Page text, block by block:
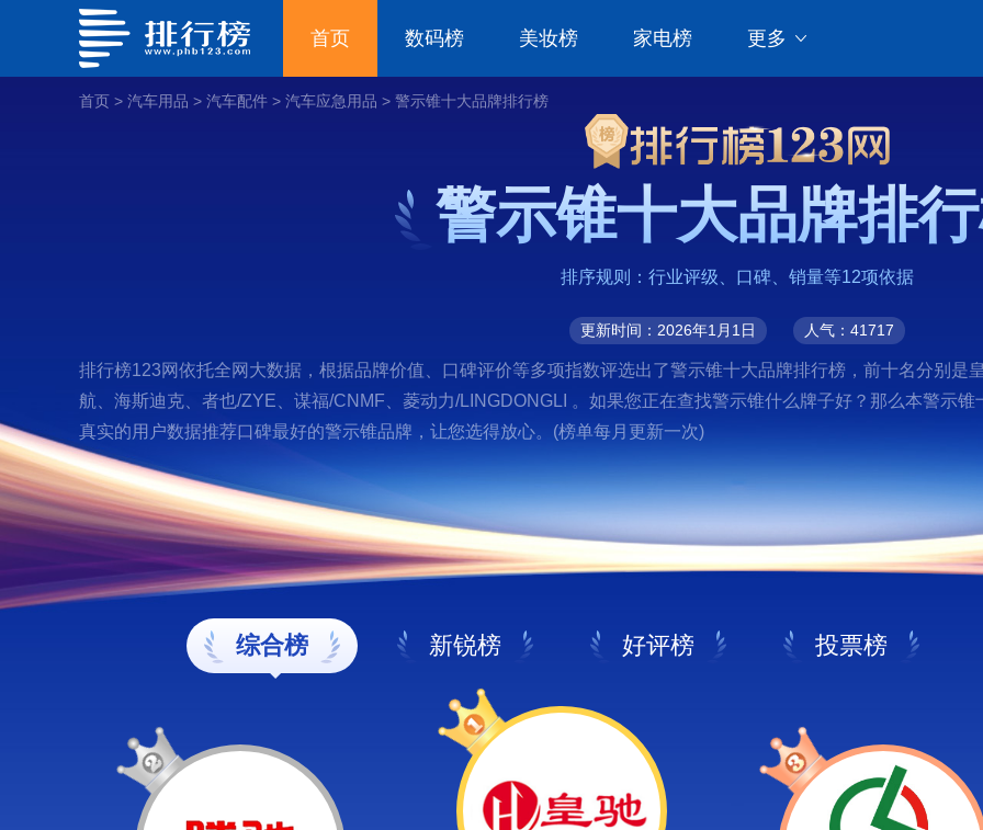
首页 数码榜 美妆榜 家电榜 更多
首页 > 汽车用品 > 汽车配件 > 汽车应急用品 > 警示锥十大品牌排行榜
警示锥十大品牌排
排序规则：行业评级、口碑、销量等12项依据
更新时间：2026年1月1日 人气：41717
排行榜123网依托全网大数据，根据品牌价值、口碑评价等多项指数评选出了警示锥十大品牌排行榜，前十名分别是
航、海斯迪克、者也/ZYE、谋福/CNMF、菱动力/LINGDONGLI 。如果您正在查找警示锥什么牌子好？那么本警示
真实的用户数据推荐口碑最好的警示锥品牌，让您选得放心。(榜单每月更新一次)
综合榜 新锐榜 好评榜 投票榜